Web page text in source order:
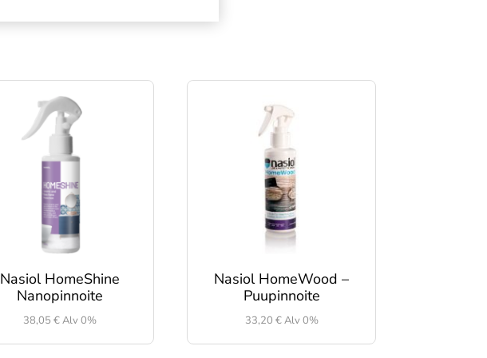
Nasiol HomeShine
Nanopinnoite
38,05 €Alv 0%
Nasiol HomeWood –
Puupinnoite
33,20 €Alv 0%